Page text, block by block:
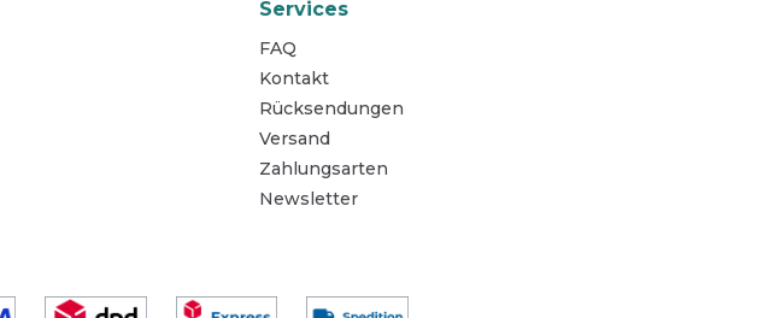
Services
FAQ
Kontakt
Rücksendungen
Versand
Zahlungsarten
Newsletter